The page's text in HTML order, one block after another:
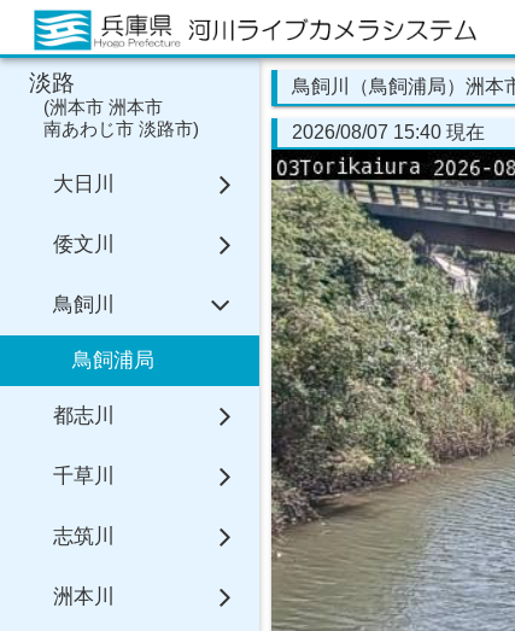
淡路
(洲本市 洲本市
南あわじ市 淡路市)
大日川
倭文川
鳥飼川
鳥飼浦局
都志川
千草川
志筑川
洲本川
鳥飼川（鳥飼浦局）洲本
2026/08/07 15:40 現在